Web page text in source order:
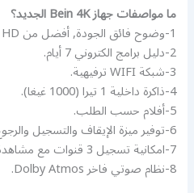
ما مواصفات جهاز Bein 4K الجديد؟
1-وضوح فائق الجودة, أفضل من HD بثمانية أضعاف (2160×3840).
2-دليل برامج الكتروني 7 أيام.
3-شبكة WIFI ترفيهية.
4-ذاكرة داخلية 1 تيرا (1000 غيغا).
5-أفلام حسب الطلب.
6-توفير ميزة الإيقاف والتسجيل والرجوع.
7-امكانية تسجيل 3 قنوات مع مشاهدة الرابع.
8-نظام صوتي فاخر Dolby Atmos.